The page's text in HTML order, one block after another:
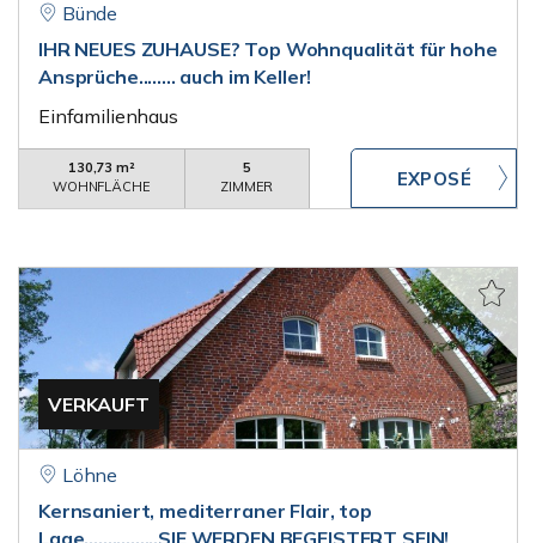
Bünde
IHR NEUES ZUHAUSE? Top Wohnqualität für hohe
Ansprüche........ auch im Keller!
Einfamilienhaus
130,73 m²
WOHNFLÄCHE
5
ZIMMER
VERKAUFT
Löhne
Kernsaniert, mediterraner Flair, top
Lage................SIE WERDEN BEGEISTERT SEIN!